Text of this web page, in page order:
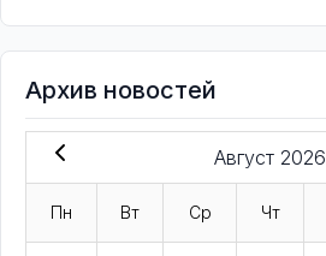
Архив новостей
Август 2026
Пн Вт Ср Чт